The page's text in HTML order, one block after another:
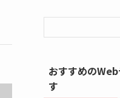
おすすめの
す